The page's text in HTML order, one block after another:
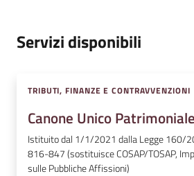
Servizi disponibili
TRIBUTI, FINANZE E CONTRAVVENZIONI
Canone Unico Patrimoniale
Istituito dal 1/1/2021 dalla Legge 160/
816-847 (sostituisce COSAP/TOSAP,
sulle Pubbliche Affissioni)